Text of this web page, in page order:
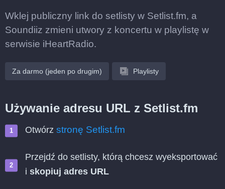
Wklej publiczny link do setlisty w Setlist.fm, a
Soundiiz zmieni utwory z koncertu w playlistę w
serwisie iHeartRadio.
Za darmo (jeden po drugim) Playlisty
Używanie adresu URL z Setlist.fm
Otwórz stronę Setlist.fm
Przejdź do setlisty, którą chcesz wyeksportować
i skopiuj adres URL